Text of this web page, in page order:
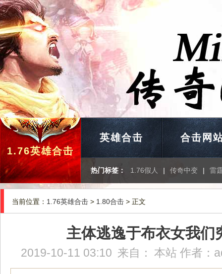
1.76英雄合击
英雄合击 合击网
热门标签： 1.76假人 | 传奇中变 | 雷
当前位置： 1.76英雄合击 > 1.80合击 > 正文
主体逃逸于布衣女我们
2019-10-11 03:10 来自： 本站 作者：